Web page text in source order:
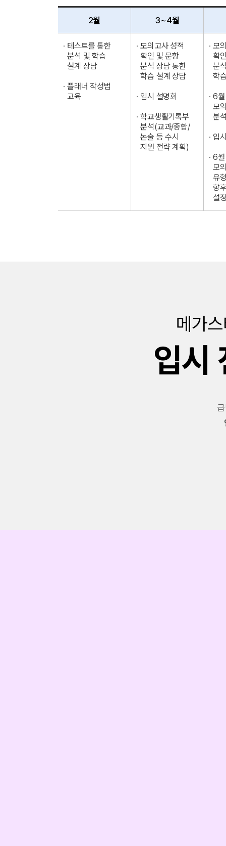
2월 3~4월
· 테스트를 통한
분석 및 학습
설계 상담
· 플래너 작성법
교육
· 모의고사 성적
확인 및 문항
분석 상담 통한
학습 설계 상담
· 입시 설명회
· 학교생활기록부
분석(교과/종합/
논술 등 수시
지원 전략 계획)
· 모
확
분
학
· 6
모
분
· 입
· 6
모
유
향
설
메가
입시